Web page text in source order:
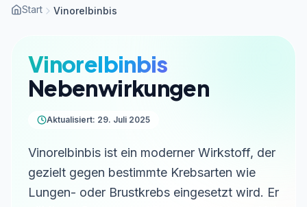
Start Vinorelbinbis
Vinorelbinbis
Nebenwirkungen
Aktualisiert: 29. Juli 2025
Vinorelbinbis ist ein moderner Wirkstoff, der
gezielt gegen bestimmte Krebsarten wie
Lungen- oder Brustkrebs eingesetzt wird. Er